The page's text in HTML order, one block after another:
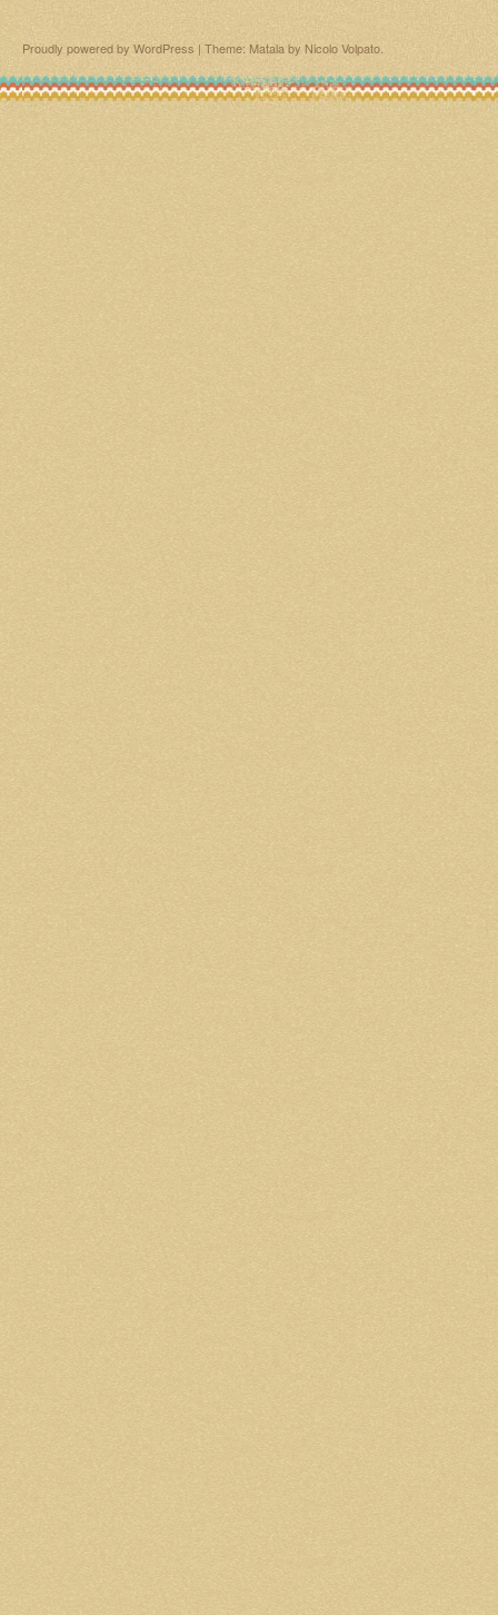
Proudly powered by WordPress | Theme: Matala by Nicolo Volpato